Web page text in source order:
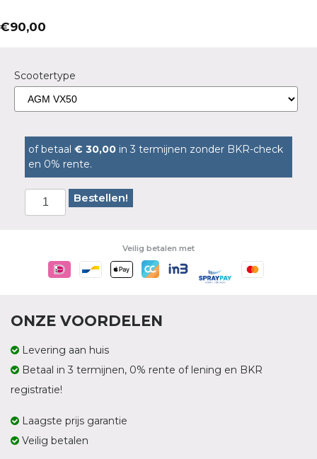
€90,00
Scootertype
of betaal € 30,00 in 3 termijnen zonder BKR-check
en 0% rente.
Bestellen!
Veilig betalen met
ONZE VOORDELEN
Levering aan huis
Betaal in 3 termijnen, 0% rente of lening en BKR
registratie!
Laagste prijs garantie
Veilig betalen